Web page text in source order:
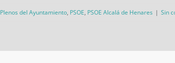
Plenos del Ayuntamiento, PSOE, PSOE Alcalá de Henares | Sin